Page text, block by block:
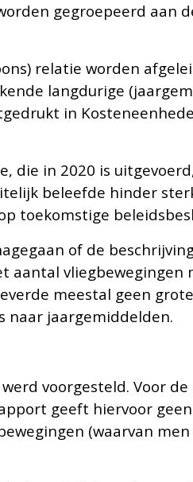
gegroepeerd aan
relatie worden
langdurige
in
die in 2020 is
beleefde hinder
toekomstige
of de
vliegbewegingen
meestal geen
naar jaargemiddelden.
voorgesteld. Voor
geeft hiervoor
(waarvan